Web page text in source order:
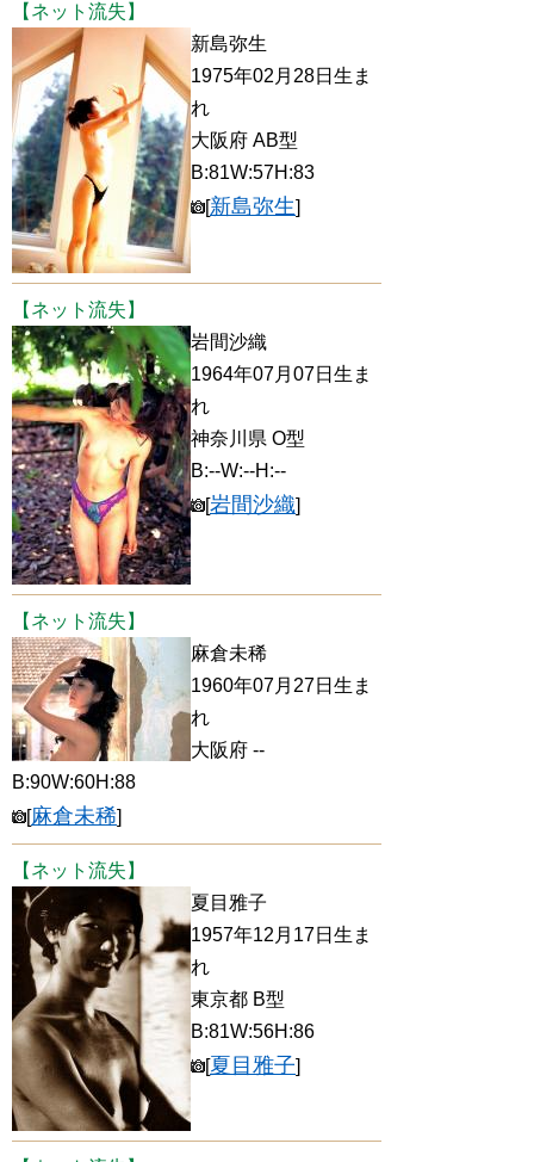
【ネット流失】
新島弥生
1975年02月28日生ま
れ
大阪府 AB型
B:81W:57H:83
新島弥生
【ネット流失】
岩間沙織
1964年07月07日生ま
れ
神奈川県 O型
B:--W:--H:--
岩間沙織
【ネット流失】
麻倉未稀
1960年07月27日生ま
れ
大阪府 --
B:90W:60H:88
麻倉未稀
【ネット流失】
夏目雅子
1957年12月17日生ま
れ
東京都 B型
B:81W:56H:86
夏目雅子